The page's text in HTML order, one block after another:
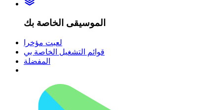
الموسيقى الخاصة بك
لعبت مؤخرا
قوائم التشغيل الخاصة بي
المفضلة